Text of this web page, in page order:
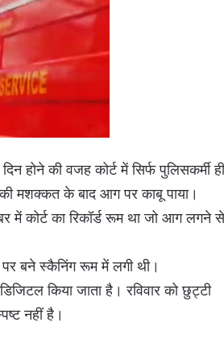
की वजह कोर्ट में सिर्फ पुलिसकर्मी ही
मशक्कत के बाद आग पर काबू पाया।
में कोर्ट का रिकॉर्ड रूम था जो आग लगने से
बने स्कैनिंग रूम में लगी थी।
किया जाता है। रविवार को छुट्टी
नहीं है।